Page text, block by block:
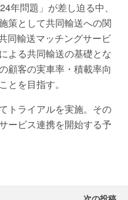
年問題」が差し迫る中、
策として共同輸送への関
同輸送マッチングサービ
よる共同輸送の基礎とな
顧客の実車率・積載率向
とを目指す。
トライアルを実施。その
ービス連携を開始する予